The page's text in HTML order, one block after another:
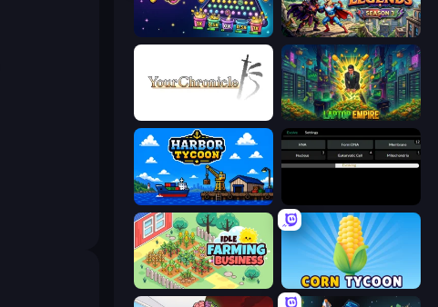
PLINKO! Llama Legends
Laptop Empire
Harbor Tycoon
Idle Farming Business Corn Tycoon